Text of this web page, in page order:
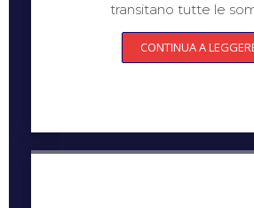
transitano tutte le
CONTINUA A